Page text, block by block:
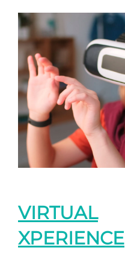
VIRTUAL
XPERIENCE